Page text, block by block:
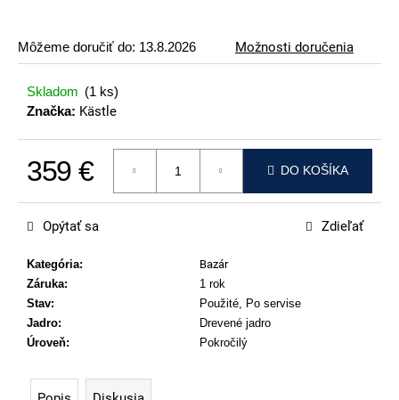
Môžeme doručiť do: 13.8.2026 Možnosti doručenia
Skladom (1 ks)
Značka: Kästle
359 €
Jednotková cena:
DO KOŠÍKA
Kategória:
Bazár
Záruka:
1 rok
Stav:
Použité, Po servise
Jadro:
Drevené jadro
Úroveň: Pokročilý
Opýtať sa Zdieľať
o
r
ú
č
e
VOLKL
RTM